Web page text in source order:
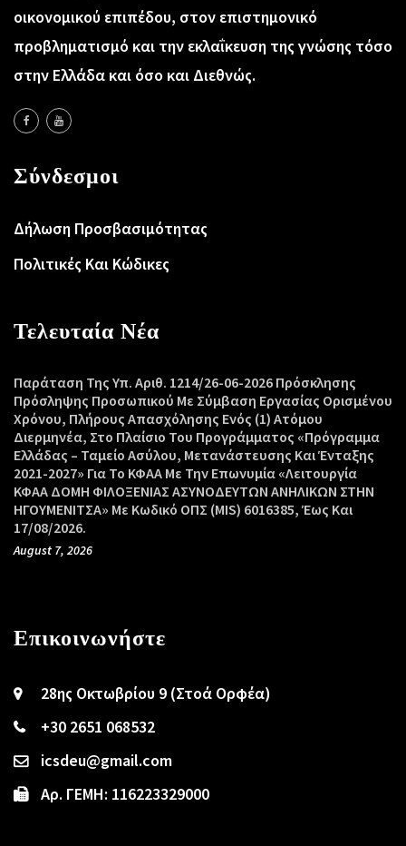
οικονομικού επιπέδου, στον επιστημονικό
προβληματισμό και την εκλαΐκευση της γνώσης τόσο
στην Ελλάδα και όσο και Διεθνώς.
Σύνδεσμοι
Δήλωση Προσβασιμότητας
Πολιτικές Και Κώδικες
Τελευταία Νέα
Παράταση Της Υπ. Αριθ. 1214/26-06-2026 Πρόσκλησης
Πρόσληψης Προσωπικού Με Σύμβαση Εργασίας Ορισμένου
Χρόνου, Πλήρους Απασχόλησης Ενός (1) Ατόμου
Διερμηνέα, Στο Πλαίσιο Του Προγράμματος «Πρόγραμμα
Ελλάδας – Ταμείο Ασύλου, Μετανάστευσης Και Ένταξης
2021-2027» Για Το ΚΦΑΑ Με Την Επωνυμία «Λειτουργία
ΚΦΑΑ ΔΟΜΗ ΦΙΛΟΞΕΝΙΑΣ ΑΣΥΝΟΔΕΥΤΩΝ ΑΝΗΛΙΚΩΝ ΣΤΗΝ
ΗΓΟΥΜΕΝΙΤΣΑ» Με Κωδικό ΟΠΣ (MIS) 6016385, Έως Και
17/08/2026.
August 7, 2026
Επικοινωνήστε
28ης Οκτωβρίου 9 (Στοά Ορφέα)
+30 2651 068532
icsdeu@gmail.com
Αρ. ΓΕΜΗ: 116223329000